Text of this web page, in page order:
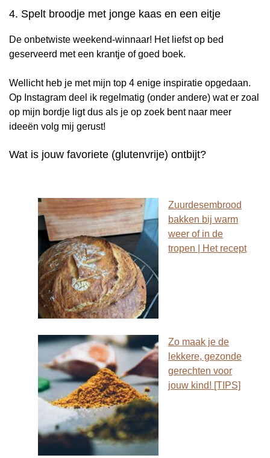
4. Spelt broodje met jonge kaas en een eitje
De onbetwiste weekend-winnaar! Het liefst op bed
geserveerd met een krantje of goed boek.
Wellicht heb je met mijn top 4 enige inspiratie opgedaan.
Op Instagram deel ik regelmatig (onder andere) wat er zoal
op mijn bordje ligt dus als je op zoek bent naar meer
ideeën volg mij gerust!
Wat is jouw favoriete (glutenvrije) ontbijt?
Zuurdesembrood
bakken bij warm
weer of in de
tropen | Het recept
Zo maak je de
lekkere, gezonde
gerechten voor
jouw kind! [TIPS]